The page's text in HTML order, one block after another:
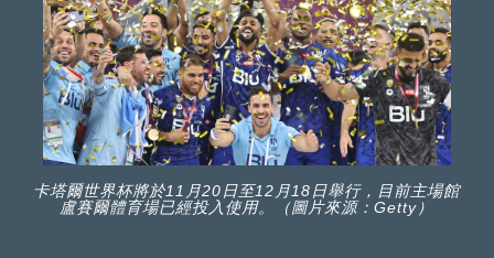
卡塔爾世界杯將於11月20日至12月18日舉行，目前主場館
盧賽爾體育場已經投入使用。（圖片來源：Getty）